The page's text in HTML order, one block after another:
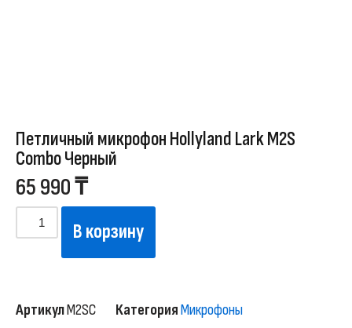
Петличный микрофон Hollyland Lark M2S
Combo Черный
65 990₸
В корзину
АртикулM2SC КатегорияМикрофоны